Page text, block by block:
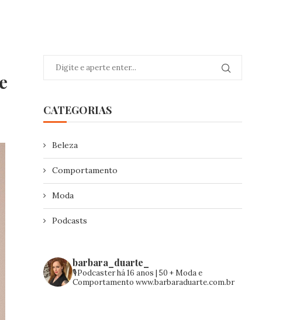
CATEGORIAS
Beleza
Comportamento
Moda
Podcasts
barbara_duarte_
🎙️Podcaster há 16 anos | 50 +Moda e
Comportamento www.barbaraduarte.com.br